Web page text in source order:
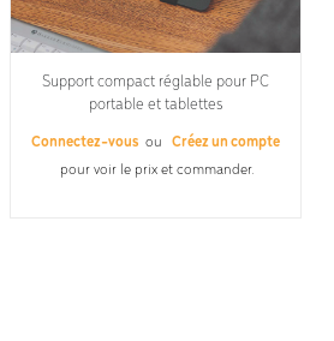
Support compact réglable pour PC
portable et tablettes
Connectez-vous ou
Créez un compte
pour voir le prix et commander.